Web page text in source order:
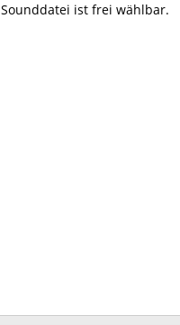
Sounddatei ist frei wählbar.